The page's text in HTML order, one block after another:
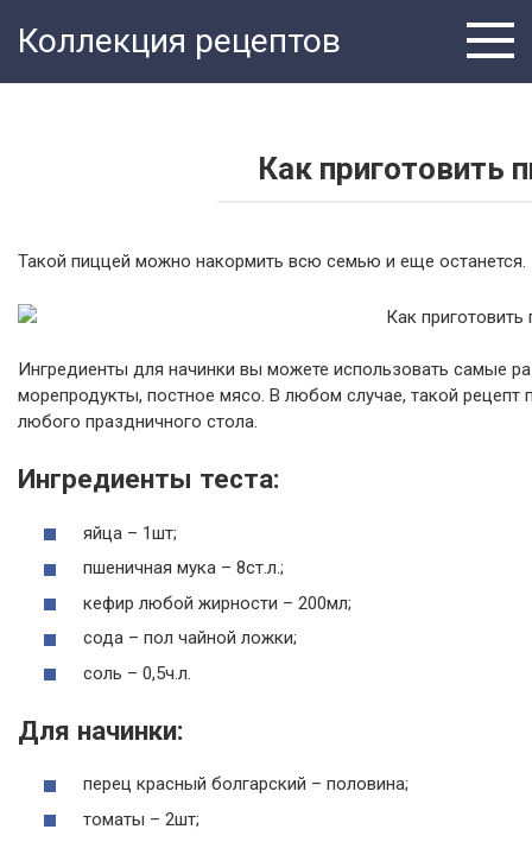
Коллекция рецептов
Как приготовить
Такой пиццей можно накормить всю семью и еще останется.
Ингредиенты для начинки вы можете использовать самые
морепродукты, постное мясо. В любом случае, такой
любого праздничного стола.
Ингредиенты теста:
яйца – 1шт;
пшеничная мука – 8ст.л.;
кефир любой жирности – 200мл;
сода – пол чайной ложки;
соль – 0,5ч.л.
Для начинки:
перец красный болгарский – половина;
томаты – 2шт;